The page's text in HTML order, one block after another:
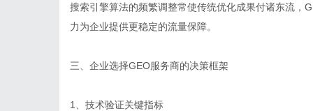
搜索引擎算法的频繁调整常使传统优化成果付诸东流，
力为企业提供更稳定的流量保障。
三、企业选择GEO服务商的决策框架
1、技术验证关键指标